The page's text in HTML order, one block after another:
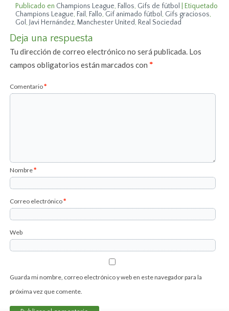
Publicado en Champions League, Fallos, Gifs de fútbol
Etiquetado
Champions League, Fail, Fallo, Gif animado fútbol, Gifs graciosos,
Gol,Javi Hernández, Manchester United, Real Sociedad
Deja una respuesta
Tu dirección de correo electrónico no será publicada. Los
campos obligatorios están marcados con*
Comentario*
Nombre*
Correo electrónico*
Web
Guarda mi nombre, correo electrónico y web en este navegador para la
próxima vez que comente.